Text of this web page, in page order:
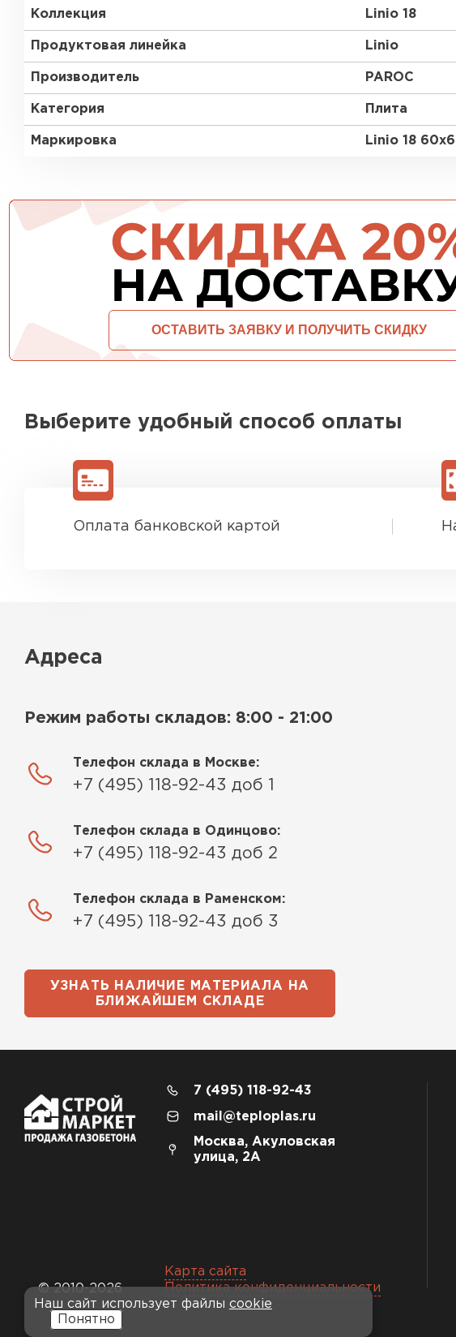
Коллекция Linio 18
Продуктовая линейка Linio
Производитель PAROC
Категория Плита
Маркировка Linio 18
ОСТАВИТЬ ЗАЯВКУ И ПОЛУЧИТЬ СКИДКУ
Выберите удобный способ оплаты
Оплата банковской картой
Адреса
Режим работы складов: 8:00 - 21:00
Телефон склада в Москве:
+7 (495) 118-92-43 доб 1
Телефон склада в Одинцово:
+7 (495) 118-92-43 доб 2
Телефон склада в Раменском:
+7 (495) 118-92-43 доб 3
УЗНАТЬ НАЛИЧИЕ МАТЕРИАЛА НА
БЛИЖАЙШЕМ СКЛАДЕ
© 2010-2026
7 (495) 118-92-43
mail@teploplas.ru
Москва, Акуловская
улица, 2А
Карта сайта
Политика конфиденциальности
Утеплитель Baswool
ПЕРЕЙТИ
Наш сайт использует файлы cookie
Понятно